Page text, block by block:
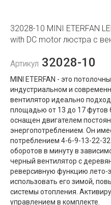
32028-10 MINI ETERFAN
with DC motor люстра с
Артикул 32028-10
MINI ETERFAN - это
индустриальном и
вентилятор идеально
площадью от 13 до 17 футов
оснащен двигателем
энергопотреблением. Он
потреблением 4-6-9-13-22-
оборотов в минуту в
черный вентилятор с
реверсивную функцию лето-
использовать его зимой,
системы отопления.
управлением в комплекте.